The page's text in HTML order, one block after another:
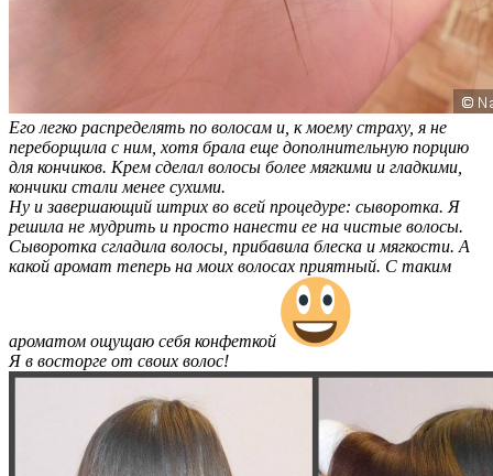
Его легко распределять по волосам и, к моему страху, я не
переборщила с ним, хотя брала еще дополнительную порцию
для кончиков. Крем сделал волосы более мягкими и гладкими,
кончики стали менее сухими.
Ну и завершающий штрих во всей процедуре: сыворотка. Я
решила не мудрить и просто нанести ее на чистые волосы.
Сыворотка сгладила волосы, прибавила блеска и мягкости. А
какой аромат теперь на моих волосах приятный. С таким
ароматом ощущаю себя конфеткой
Я в восторге от своих волос!